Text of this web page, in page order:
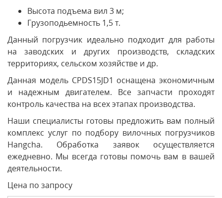
Высота подъема вил 3 м;
Грузоподьемность 1,5 т.
Данный погрузчик идеально подходит для работы
на заводских и других производств, складских
территориях, сельском хозяйстве и др.
Данная модель CPDS15JD1 оснащена экономичным
и надежным двигателем. Все запчасти проходят
контроль качества на всех этапах производства.
Наши специалисты готовы предложить вам полный
комплекс услуг по подбору вилочных погрузчиков
Hangcha. Обработка заявок осуществляется
ежедневно. Мы всегда готовы помочь вам в вашей
деятельности.
Цена по запросу